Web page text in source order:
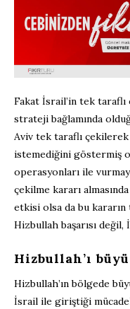
Fakat İsrail’in tek
strateji bağlamında
Aviv tek taraflı çekilerek
istemediğini göstermiş
operasyonları ile
çekilme kararı
etkisi olsa da bu kararın
Hizbullah başarısı
Hizbullah’ı
Hizbullah’ın bölgede
İsrail ile giriştiği